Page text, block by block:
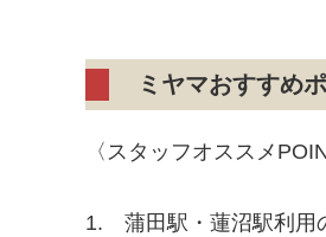
ミヤマおすすめ
〈スタッフオススメ
1. 蒲田駅・蓮沼駅利用